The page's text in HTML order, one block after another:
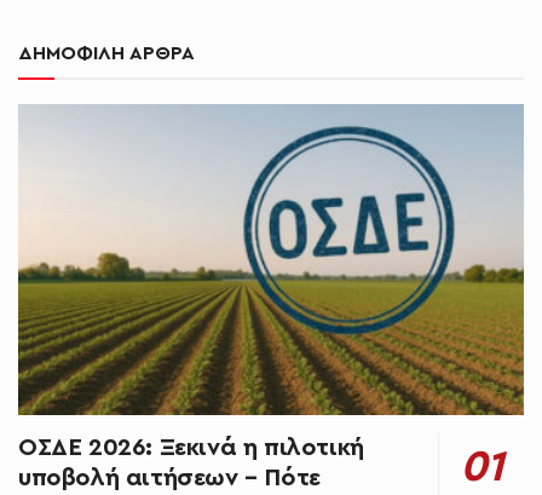
ΔΗΜΟΦΙΛΗ ΑΡΘΡΑ
ΟΣΔΕ 2026: Ξεκινά η πιλοτική
υποβολή αιτήσεων – Πότε